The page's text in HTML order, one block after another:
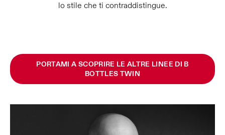
lo stile che ti contraddistingue.
PORTAMI A SCOPRIRE LE ALTRE LINEE DI B
BOTTLES TWIN